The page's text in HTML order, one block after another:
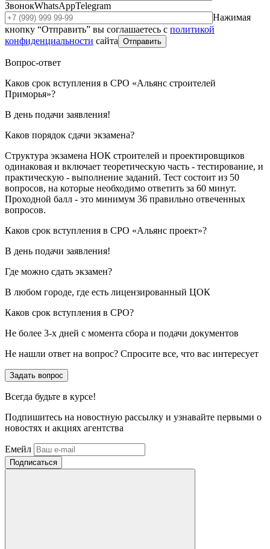
ЗвонокWhatsAppTelegram
Нажимая
кнопку “Отправить” вы соглашаетесь с политикой
конфиденциальности сайта Отправить
Вопрос-ответ
Каков срок вступления в СРО «Альянс строителей
Приморья»?
В день подачи заявления!
Каков порядок сдачи экзамена?
Структура экзамена НОК строителей и проектировщиков
одинаковая и включает теоретическую часть - тестирование, и
практическую - выполнение заданий. Тест состоит из 50
вопросов, на которые необходимо ответить за 60 минут.
Проходной балл - это минимум 36 правильно отвеченных
вопросов.
Каков срок вступления в СРО «Альянс проект»?
В день подачи заявления!
Где можно сдать экзамен?
В любом городе, где есть лицензированный ЦОК
Каков срок вступления в СРО?
Не более 3-х дней с момента сбора и подачи документов
Не нашли ответ на вопрос? Спросите все, что вас интересует
Задать вопрос
Всегда будьте в курсе!
Подпишитесь на новостную рассылку и узнавайте первыми о
новостях и акциях агентства
Емейл